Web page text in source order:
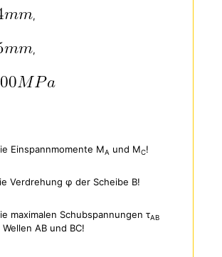
,
,
Einspannmomente MA und MC!
Verdrehung φ der Scheibe B!
maximalen Schubspannungen τAB
AB und BC!